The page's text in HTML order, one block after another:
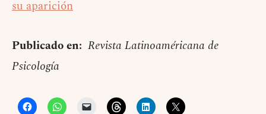
su aparición
Publicado en: Revista Latinoaméricana de
Psicología